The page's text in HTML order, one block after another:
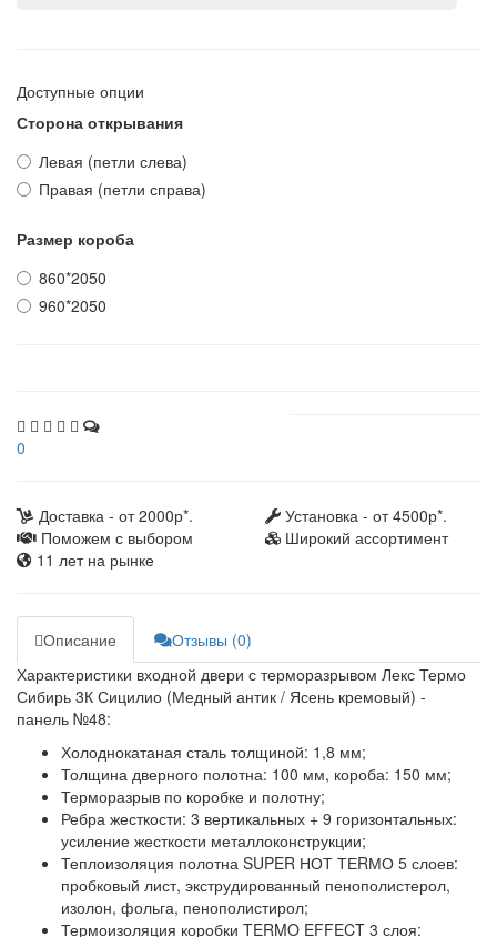
Доступные опции
Сторона открывания
Левая (петли слева)
Правая (петли справа)
Размер короба
860*2050
960*2050
0
Доставка - от 2000р*.
Установка - от 4500р*.
Поможем с выбором
Широкий ассортимент
11 лет на рынке
Описание
Отзывы (0)
Характеристики входной двери с терморазрывом Лекс Термо
Сибирь 3К Сицилио (Медный антик / Ясень кремовый) -
панель №48:
Холоднокатаная сталь толщиной: 1,8 мм;
Толщина дверного полотна: 100 мм, короба: 150 мм;
Терморазрыв по коробке и полотну;
Ребра жесткости: 3 вертикальных + 9 горизонтальных:
усиление жесткости металлоконструкции;
Теплоизоляция полотна SUPER НОТ ТЕRМО 5 слоев:
пробковый лист, экструдированный пенополистерол,
изолон, фольга, пенополистирол;
Термоизоляция коробки TERMO EFFECT 3 слоя: